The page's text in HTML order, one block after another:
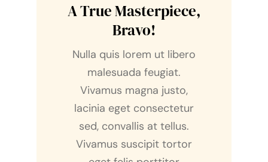
A True Masterpiece,
Bravo!
Nulla quis lorem ut libero
malesuada feugiat.
Vivamus magna justo,
lacinia eget consectetur
sed, convallis at tellus.
Vivamus suscipit tortor